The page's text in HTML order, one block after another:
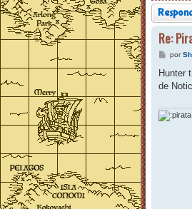
Re:
M
n
a
por
Hunter
de